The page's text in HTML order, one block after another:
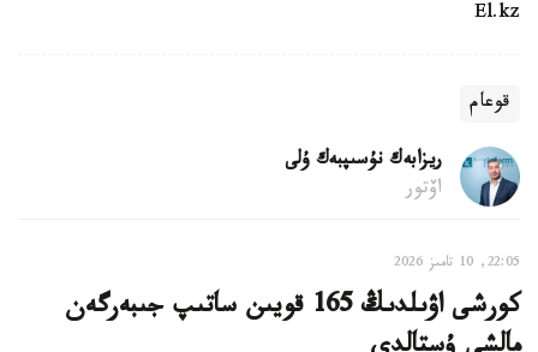
El.kz
قوعام
ريزابەك نۇسىپبەك ۇلى
اۆتور
22:05, 10 تامىز 2026
كورشى اۋىلدىڭ 165 قويىن ساتىپ جىبەرگەن